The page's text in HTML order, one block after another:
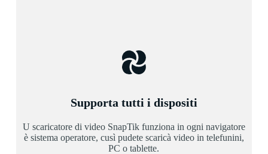
Supporta tutti i dispositi
U scaricatore di video SnapTik funziona in ogni navigatore
è sistema operatore, cusì pudete scaricà video in telefunini,
PC o tablette.